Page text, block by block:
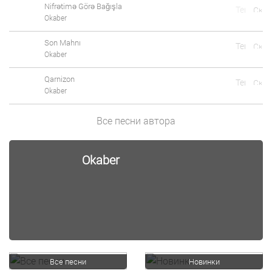
Nifrətimə Görə Bağışla
Okaber
Son Mahnı
Okaber
Qarnizon
Okaber
Все песни автора
Okaber
Все песни Новинки